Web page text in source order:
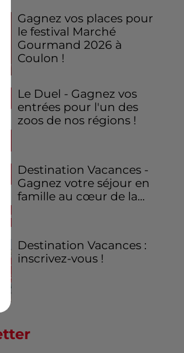
Gagnez vos places pour
le festival Marché
Gourmand 2026 à
Coulon !
Le Duel - Gagnez vos
entrées pour l'un des
zoos de nos régions !
Destination Vacances -
Gagnez votre séjour en
famille au cœur de la...
Destination Vacances :
inscrivez-vous !